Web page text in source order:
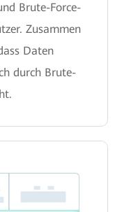
Brute-Force-
Zusammen
Daten
durch Brute-